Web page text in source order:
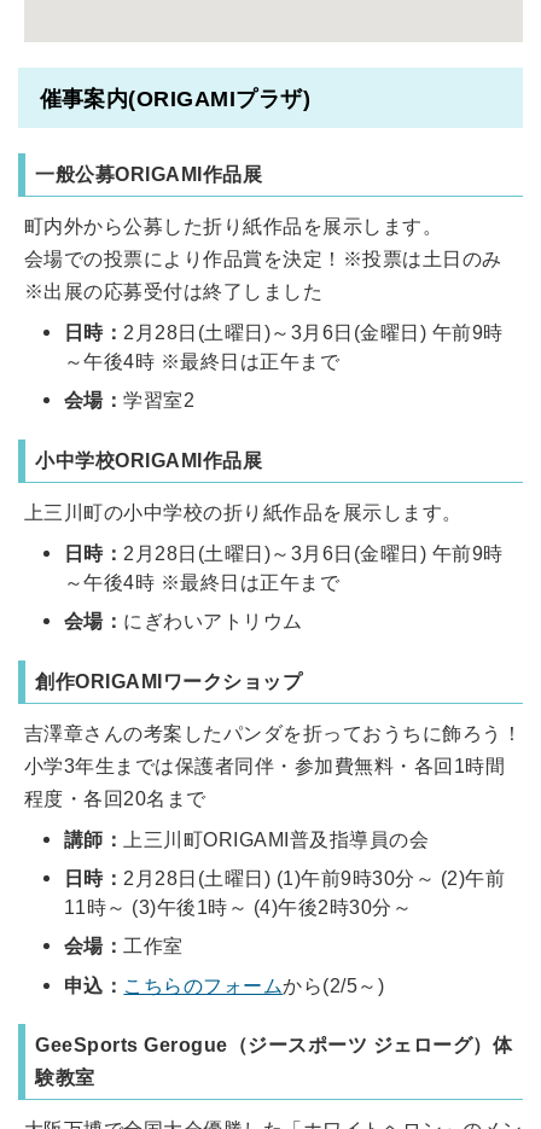
催事案内(ORIGAMIプラザ)
一般公募ORIGAMI作品展
町内外から公募した折り紙作品を展示します。
会場での投票により作品賞を決定！※投票は土日のみ
※出展の応募受付は終了しました
日時： 2月28日(土曜日)～3月6日(金曜日) 午前9時
～午後4時 ※最終日は正午まで
会場：学習室2
小中学校ORIGAMI作品展
上三川町の小中学校の折り紙作品を展示します。
日時： 2月28日(土曜日)～3月6日(金曜日) 午前9時
～午後4時 ※最終日は正午まで
会場： にぎわいアトリウム
創作ORIGAMIワークショップ
吉澤章さんの考案したパンダを折っておうちに飾ろう！
小学3年生までは保護者同伴・参加費無料・各回1時間
程度・各回20名まで
講師：
上三川町ORIGAMI普及指導員の会
日時： 2月28日(土曜日) (1)午前9時30分～ (2)午前
11時～ (3)午後1時～ (4)午後2時30分～
会場： 工作室
申込： こちらのフォームから(2/5～)
GeeSports Gerogue（ジースポーツ ジェローグ）体
験教室